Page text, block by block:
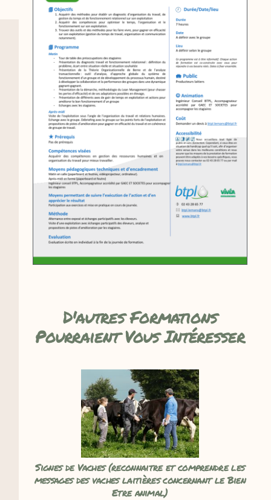
D'autres Formations
Pourraient Vous Intéresser
Signes de Vaches (reconnaitre et comprendre les
messages des vaches laitières concernant le Bien
Etre animal)